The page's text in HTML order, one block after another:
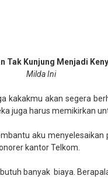
Tak Kunjung Menjadi
Milda Ini
kakakmu akan segera
juga harus memikirkan
aku menyelesaikan
kantor Telkom.
banyak biaya.